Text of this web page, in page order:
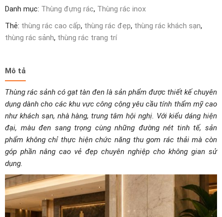
thùng
cao
cấp
sơn
số
lượng
Danh mục: Thùng đựng rác, Thùng rác inox
Thẻ: thùng rác cao cấp, thùng rác đẹp, thùng rác khách sạn,
thùng rác sảnh, thùng rác trang trí
Mô tả
Thùng rác sảnh có gạt tàn đen là sản phẩm được thiết kế chuyên
dụng dành cho các khu vực công cộng yêu cầu tính thẩm mỹ cao
như khách sạn, nhà hàng, trung tâm hội nghị. Với kiểu dáng hiện
đại, màu đen sang trọng cùng những đường nét tinh tế, sản
phẩm không chỉ thực hiện chức năng thu gom rác thải mà còn
góp phần nâng cao vẻ đẹp chuyên nghiệp cho không gian sử
dụng.